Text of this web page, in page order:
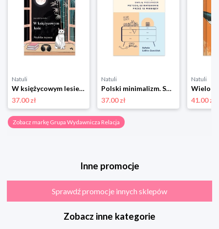
Natuli
W księżycowym lesie Grupa wydawnicza relacja
37.00 zł
Natuli
Polski minimalizm. Sprzątamy swoją przestrzeń metodą 22 kategorie przez 12 miesięcy Grupa wydawnicza relacja
37.00 zł
Natuli
41.00 zł
Zobacz markę Grupa Wydawnicza Relacja
Inne promocje
Sprawdź promocje innych sklepów
Zobacz inne kategorie